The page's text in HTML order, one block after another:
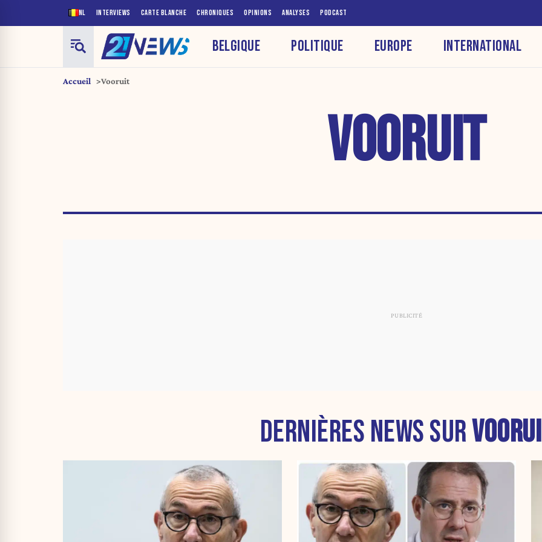
NL INTERVIEWS CARTE BLANCHE CHRONIQUES OPINIONS ANALYSES PODCAST
BELGIQUE POLITIQUE EUROPE INTERNATIONAL
Accueil Vooruit
VOORUIT
DERNIÈRES NEWS SUR